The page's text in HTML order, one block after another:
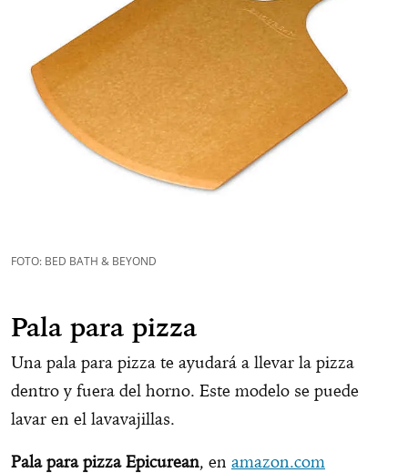
FOTO: BED BATH & BEYOND
Pala para pizza
Una pala para pizza te ayudará a llevar la pizza
dentro y fuera del horno. Este modelo se puede
lavar en el lavavajillas.
Pala para pizza Epicurean, en amazon.com